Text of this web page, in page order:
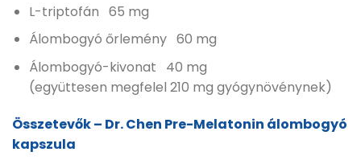
L-triptofán 65 mg
Álombogyó őrlemény 60 mg
Álombogyó-kivonat 40 mg
(együttesen megfelel 210 mg gyógynövénynek)
Összetevők – Dr. Chen Pre-Melatonin álombogyó
kapszula